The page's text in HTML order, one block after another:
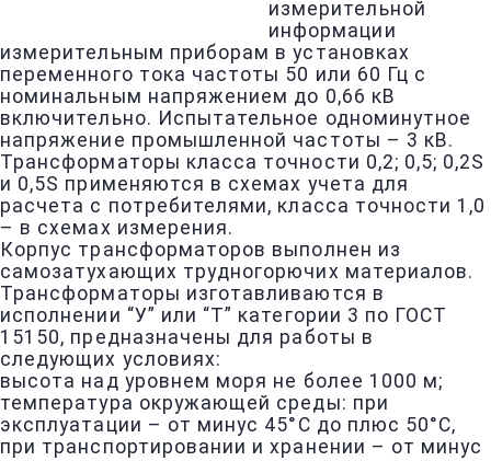
измерительной
информации
измерительным приборам в установках
переменного тока частоты 50 или 60 Гц с
номинальным напряжением до 0,66 кВ
включительно. Испытательное одноминутное
напряжение промышленной частоты – 3 кВ.
Трансформаторы класса точности 0,2; 0,5; 0,2S
и 0,5S применяются в схемах учета для
расчета с потребителями, класса точности 1,0
– в схемах измерения.
Корпус трансформаторов выполнен из
самозатухающих трудногорючих материалов.
Трансформаторы изготавливаются в
исполнении “У” или “Т” категории 3 по ГОСТ
15150, предназначены для работы в
следующих условиях:
высота над уровнем моря не более 1000 м;
температура окружающей среды: при
эксплуатации – от минус 45°С до плюс 50°С,
при транспортировании и хранении – от минус